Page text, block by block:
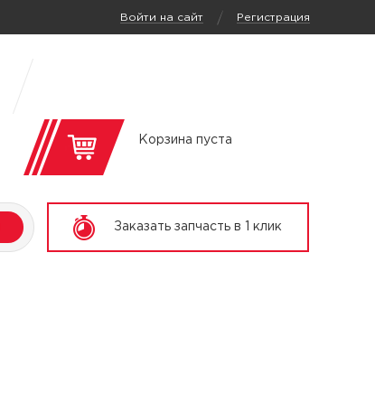
Войти на сайт / Регистрация
Корзина пуста
Заказать запчасть в 1 клик